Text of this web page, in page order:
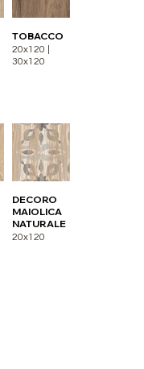
TOBACCO
20x120 |
30x120
DECORO
MAIOLICA
NATURALE
20x120